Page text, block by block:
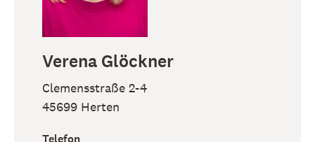
Verena Glöckner
Clemensstraße 2-4
45699 Herten
Telefon